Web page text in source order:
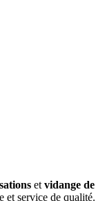
et vidange de
et service de qualité.